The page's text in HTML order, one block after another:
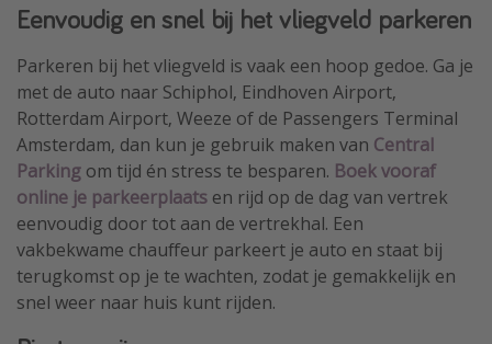
Eenvoudig en snel bij het vliegveld parkeren
Parkeren bij het vliegveld is vaak een hoop gedoe. Ga je
met de auto naar Schiphol, Eindhoven Airport,
Rotterdam Airport, Weeze of de Passengers Terminal
Amsterdam, dan kun je gebruik maken van Central
Parking om tijd én stress te besparen. Boek vooraf
online je parkeerplaats en rijd op de dag van vertrek
eenvoudig door tot aan de vertrekhal. Een
vakbekwame chauffeur parkeert je auto en staat bij
terugkomst op je te wachten, zodat je gemakkelijk en
snel weer naar huis kunt rijden.